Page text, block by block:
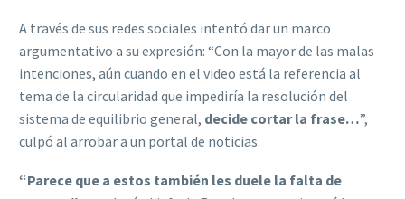
A través de sus redes sociales intentó dar un marco
argumentativo a su expresión: “Con la mayor de las malas
intenciones, aún cuando en el video está la referencia al
tema de la circularidad que impediría la resolución del
sistema de equilibrio general, decide cortar la frase…”,
culpó al arrobar a un portal de noticias.
“Parece que a estos también les duele la falta de